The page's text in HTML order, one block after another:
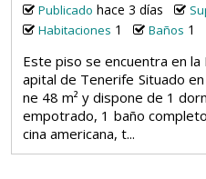
Publicado hace 3 días
Habitaciones 1 Baños 1
Este piso se encuentra en la
apital de Tenerife Situado
ne 48 m² y dispone de 1
empotrado, 1 baño
cina americana, t...